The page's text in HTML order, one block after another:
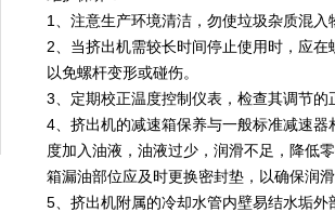
1
、注意生产环境清洁，勿使垃圾杂质混
2 、当挤出机需较长时间停止使用时，应
以免螺杆变形或碰伤。
3 、定期校正温度控制仪表，检查其调节的
4 、挤出机的减速箱保养与一般标准减速
度加入油液，油液过少，润滑不足，降低
箱漏油部位应及时更换密封垫，以确保润滑
5 、挤出机附属的冷却水管内壁易结水垢